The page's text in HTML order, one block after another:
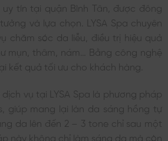
tín tại quận Bình Tân, được đông
và lựa chọn. LYSA Spa chuyên
chăm sóc da liễu, điều trị hiệu quả
mụn, thâm, nám… Bằng công nghệ
kết quả tối ưu cho khách hàng.
vụ tại LYSA Spa là phương pháp
giúp mang lại làn da sáng hồng tự
da lên đến 2 – 3 tone chỉ sau một
này không chỉ làm sáng da mà còn